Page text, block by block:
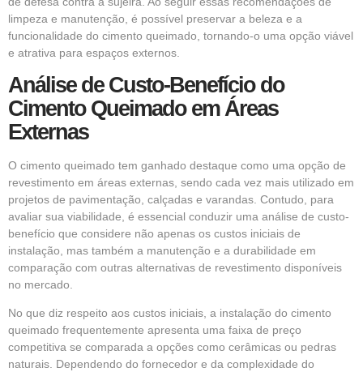
limpeza e manutenção, é possível preservar a beleza e a
funcionalidade do cimento queimado, tornando-o uma opção viável
e atrativa para espaços externos.
Análise de Custo-Benefício do
Cimento Queimado em Áreas
Externas
O cimento queimado tem ganhado destaque como uma opção de
revestimento em áreas externas, sendo cada vez mais utilizado em
projetos de pavimentação, calçadas e varandas. Contudo, para
avaliar sua viabilidade, é essencial conduzir uma análise de custo-
benefício que considere não apenas os custos iniciais de
instalação, mas também a manutenção e a durabilidade em
comparação com outras alternativas de revestimento disponíveis
no mercado.
No que diz respeito aos custos iniciais, a instalação do cimento
queimado frequentemente apresenta uma faixa de preço
competitiva se comparada a opções como cerâmicas ou pedras
naturais. Dependendo do fornecedor e da complexidade do